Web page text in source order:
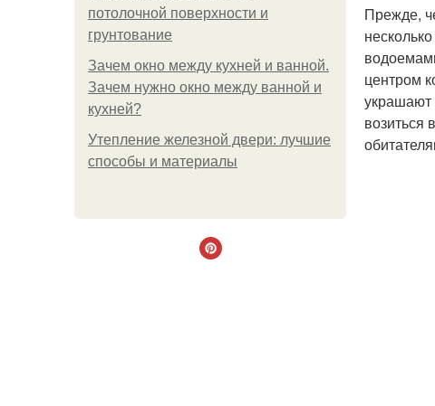
потолочной поверхности и
грунтование
Зачем окно между кухней и ванной.
Зачем нужно окно между ванной и
кухней?
Утепление железной двери: лучшие
способы и материалы
Прежде,
центром
украшают
возиться